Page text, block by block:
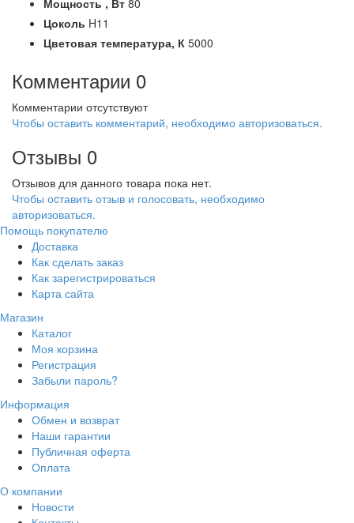
Мощность , Вт 80
Цоколь H11
Цветовая температура, К 5000
Комментарии 0
Комментарии отсутствуют
Чтобы оставить комментарий, необходимо авторизоваться.
Отзывы 0
Отзывов для данного товара пока нет.
Чтобы оcтавить отзыв и голосовать, необходимо
авторизоваться.
Помощь покупателю
Доставка
Как сделать заказ
Как зарегистрироваться
Карта сайта
Магазин
Каталог
Моя корзина
Регистрация
Забыли пароль?
Информация
Обмен и возврат
Наши гарантии
Публичная оферта
Оплата
О компании
Новости